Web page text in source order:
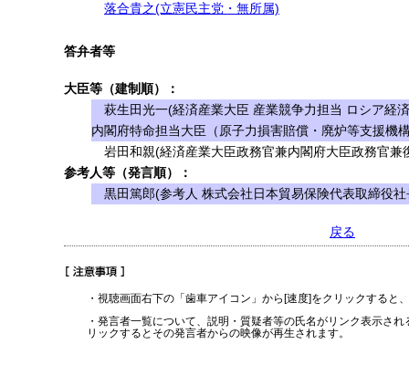
落合貴之(立憲民主党・無所属)
答弁者等
大臣等（建制順）：
萩生田光一(経済産業大臣 産業競争力担当 ロシア経
内閣府特命担当大臣（原子力損害賠償・廃炉等支援機
岩田和親(経済産業大臣政務官兼内閣府大臣政務官兼
参考人等（発言順）：
黒田篤郎(参考人 株式会社日本貿易保険代表取締役社
戻る
・視聴画面右下の「歯車アイコン」から[速度]をクリックすると
・発言者一覧について、説明・質疑者等の氏名がリンク表示さ
リックするとその発言者からの映像が再生されます。